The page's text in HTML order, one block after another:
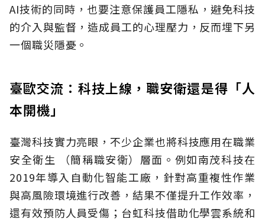
AI技術的同時，也要注意保護員工隱私，避免科技
的介入與監督，造成員工的心理壓力，反而埋下另
一個職災隱憂。
臺歐交流：科技上線，職安衛還是得「人
本開機」
臺灣科技實力亮眼，不少企業也將科技應用在職業
安全衛生 （簡稱職安衛）層面。例如南茂科技在
2019年導入自動化智能工廠，針對高重複性作業
與高風險環境進行改善，結果不僅提升工作效率，
還有效預防人員受傷；台虹科技借助化學雲系統和